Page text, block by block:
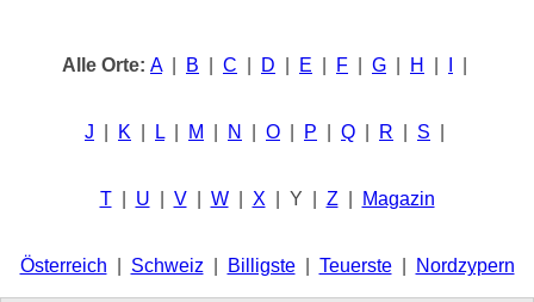
Alle Orte: A| B C D E F G H
J K L| M N O P Q R S
T| U V| W| X | Y | Z| Magazin
Österreich Schweiz| Billigste| Teuerste| Nordzypern